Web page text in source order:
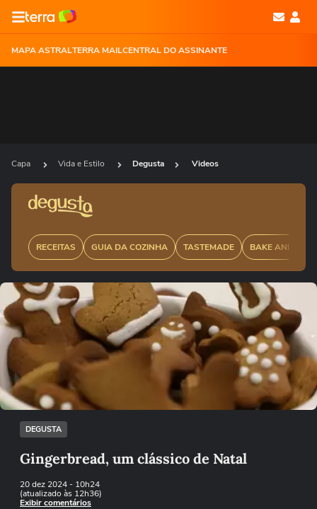
MAPA ASTRALTERRA MAILCENTRAL DO ASSINANTE
Capa Vida e Estilo Degusta Videos
RECEITAS GUIA DA COZINHA TASTEMADE BAKE AND
Ops!
Não foi possível reproduzir o vídeo
Tentar novamente
DEGUSTA
Gingerbread, um clássico de Natal
20 dez 2024- 10h24
(atualizado às 12h36)
Exibir comentários